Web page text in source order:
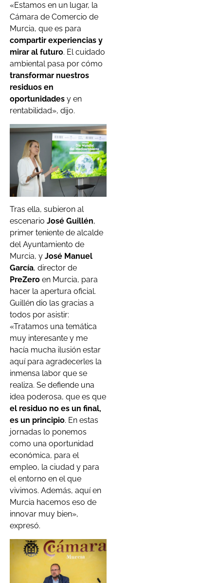
«Estamos en un lugar, la
Cámara de Comercio de
Murcia, que es para
compartir experiencias y
mirar al futuro. El cuidado
ambiental pasa por cómo
transformar nuestros
residuos en
oportunidades y en
rentabilidad», dijo.
Tras ella, subieron al
escenario José Guillén,
primer teniente de alcalde
del Ayuntamiento de
Murcia, y José Manuel
García, director de
PreZero en Murcia, para
hacer la apertura oficial.
Guillén dio las gracias a
todos por asistir:
«Tratamos una temática
muy interesante y me
hacía mucha ilusión estar
aquí para agradecerles la
inmensa labor que se
realiza. Se defiende una
idea poderosa, que es que
el residuo no es un final,
es un principio. En estas
jornadas lo ponemos
como una oportunidad
económica, para el
empleo, la ciudad y para
el entorno en el que
vivimos. Además, aquí en
Murcia hacemos eso de
innovar muy bien»,
expresó.